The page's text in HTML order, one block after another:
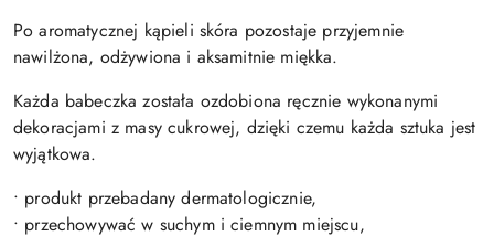
Po aromatycznej kąpieli skóra pozostaje przyjemnie
nawilżona, odżywiona i aksamitnie miękka.
Każda babeczka została ozdobiona ręcznie wykonanymi
dekoracjami z masy cukrowej, dzięki czemu każda sztuka jest
wyjątkowa.
• produkt przebadany dermatologicznie,
• przechowywać w suchym i ciemnym miejscu,